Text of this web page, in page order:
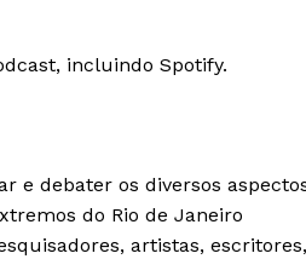
us
incluindo Spotify.
e debater os diversos
do Rio de Janeiro
artistas, escritores,